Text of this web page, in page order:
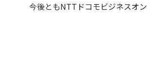
今後ともNTTドコモビジネスオ